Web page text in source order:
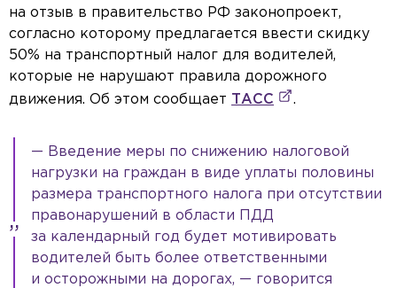
на отзыв в правительство РФ законопроект,
согласно которому предлагается ввести скидку
50% на транспортный налог для водителей,
которые не нарушают правила дорожного
движения. Об этом сообщает
ТАСС .
— Введение меры по снижению налоговой
нагрузки на граждан в виде уплаты половины
размера транспортного налога при отсутствии
правонарушений в области ПДД
за календарный год будет мотивировать
водителей быть более ответственными
и осторожными на дорогах, — говорится